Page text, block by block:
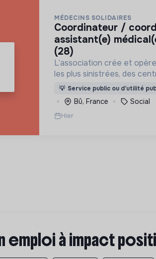
MÉDECINS SOLIDAIRES
coordinateur / coordinatrice
assistant(e)
(28)
L’association crée et
les plus sinistrées, des
permettant aux
une porte à laquelle
besoin médical survient.
💡 Service public ou d’utilité
Bû, France Social
Hier
emploi à impact